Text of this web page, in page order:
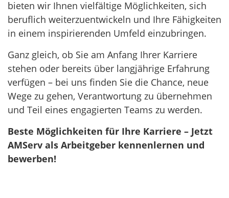
bieten wir Ihnen vielfältige Möglichkeiten, sich
beruflich weiterzuentwickeln und Ihre Fähigkeiten
in einem inspirierenden Umfeld einzubringen.
Ganz gleich, ob Sie am Anfang Ihrer Karriere
stehen oder bereits über langjährige Erfahrung
verfügen – bei uns finden Sie die Chance, neue
Wege zu gehen, Verantwortung zu übernehmen
und Teil eines engagierten Teams zu werden.
Beste Möglichkeiten für Ihre Karriere – Jetzt
AMServ als Arbeitgeber kennenlernen und
bewerben!